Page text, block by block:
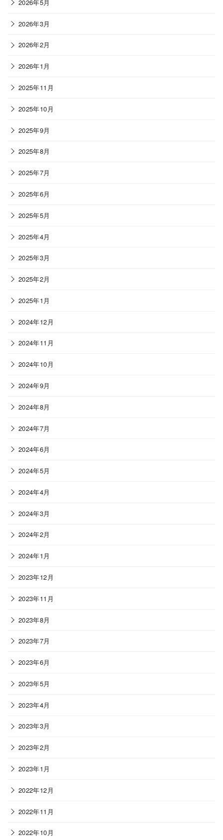
2026年5月
2026年3月
2026年2月
2026年1月
2025年11月
2025年10月
2025年9月
2025年8月
2025年7月
2025年6月
2025年5月
2025年4月
2025年3月
2025年2月
2025年1月
2024年12月
2024年11月
2024年10月
2024年9月
2024年8月
2024年7月
2024年6月
2024年5月
2024年4月
2024年3月
2024年2月
2024年1月
2023年12月
2023年11月
2023年8月
2023年7月
2023年6月
2023年5月
2023年4月
2023年3月
2023年2月
2023年1月
2022年12月
2022年11月
2022年10月